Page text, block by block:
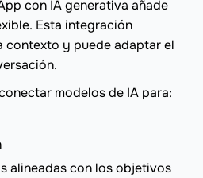
con IA generativa añade
Esta integración
contexto y puede adaptar el
modelos de IA para:
alineadas con los objetivos